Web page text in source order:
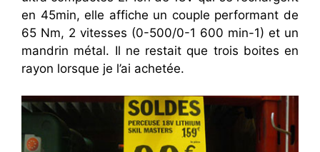
en 45min, elle affiche un couple performant de
65 Nm, 2 vitesses (0-500/0-1 600 min-1) et un
mandrin métal. Il ne restait que trois boites en
rayon lorsque je l’ai achetée.